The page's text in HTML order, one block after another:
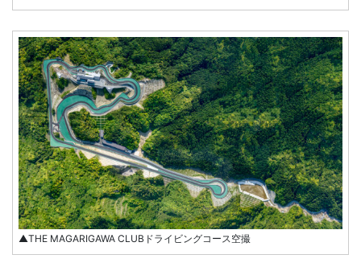
▲THE MAGARIGAWA CLUBドライビングコース空撮